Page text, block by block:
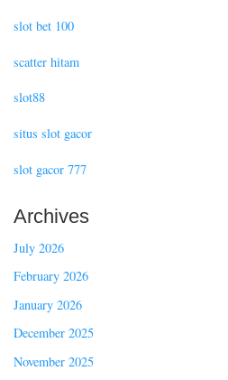
slot bet 100
scatter hitam
slot88
situs slot gacor
slot gacor 777
Archives
July 2026
February 2026
January 2026
December 2025
November 2025